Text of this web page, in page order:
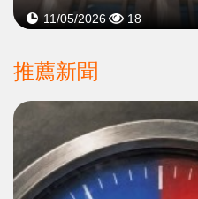
11/05/2026 18
推薦新聞